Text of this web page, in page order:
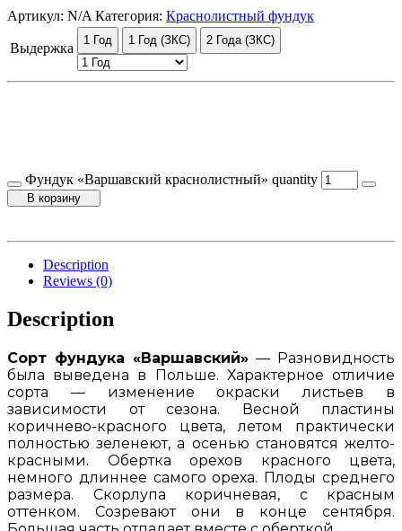
Артикул: N/A Категория: Краснолистный фундук
Выдержка
1 Год 1 Год (ЗКС) 2 Года (ЗКС)
Фундук «Варшавский краснолистный» quantity
В корзину
Description
Reviews (0)
Description
Сорт фундука «Варшавский»— Разновидность
была выведена в Польше. Характерное отличие
сорта — изменение окраски листьев в
зависимости от сезона. Весной пластины
коричнево-красного цвета, летом практически
полностью зеленеют, а осенью становятся желто-
красными. Обертка орехов красного цвета,
немного длиннее самого ореха. Плоды среднего
размера. Скорлупа коричневая, с красным
оттенком. Созревают они в конце сентября.